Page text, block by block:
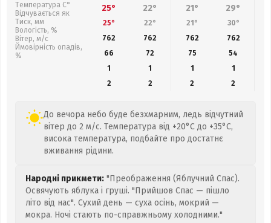
Температура С°
Відчувається як
Тиск, мм
Вологість, %
Вітер, м/с
Ймовірність опадів,
%
25° 22° 21° 29°
25° 22° 21° 30°
762
762 762 762
66
72 75 54
1
1 1
1
2
2 2 2
До вечора небо буде безхмарним, ледь відчутний
вітер до 2 м/с. Температура від +20°C до +35°C,
висока температура, подбайте про достатнє
вживання рідини.
Народні прикмети: "Преображення (Яблучний Спас).
Освячують яблука і груші. "Прийшов Спас — пішло
літо від нас". Сухий день — суха осінь, мокрий —
мокра. Ночі стають по-справжньому холодними."